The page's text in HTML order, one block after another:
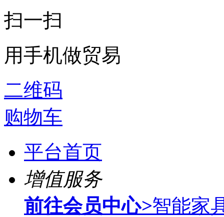
扫一扫
用手机做贸易
二维码
购物车
平台首页
增值服务
前往会员中心>智能家